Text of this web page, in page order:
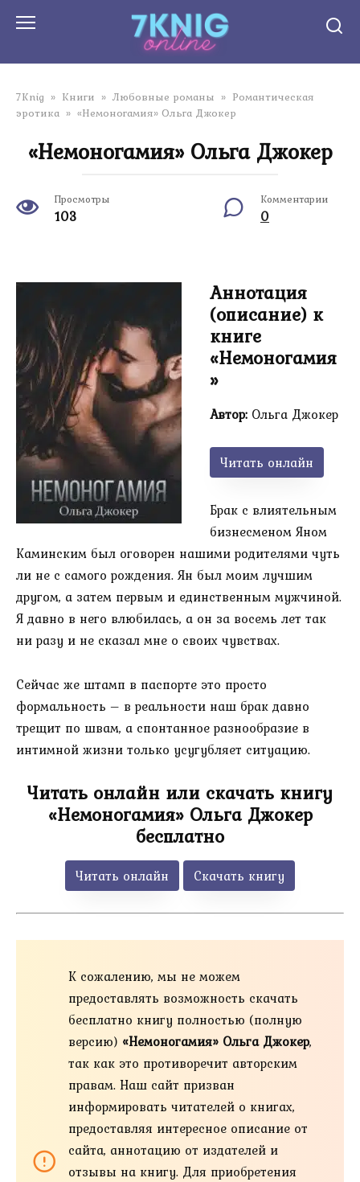
7Knig » Книги » Любовные романы » Романтическая
эротика » «Немоногамия» Ольга Джокер
«Немоногамия» Ольга Джокер
Просмотры
103
Комментарии
0
Аннотация
(описание) к
книге
«Немоногамия
»
Автор:Ольга Джокер
Читать онлайн
Брак с влиятельным
бизнесменом Яном
Каминским был оговорен нашими родителями чуть
ли не с самого рождения. Ян был моим лучшим
другом, а затем первым и единственным мужчиной.
Я давно в него влюбилась, а он за восемь лет так
ни разу и не сказал мне о своих чувствах.
Сейчас же штамп в паспорте это просто
формальность – в реальности наш брак давно
трещит по швам, а спонтанное разнообразие в
интимной жизни только усугубляет ситуацию.
Читать онлайн или скачать книгу
«Немоногамия» Ольга Джокер
бесплатно
Читать онлайн Скачать книгу
К сожалению, мы не можем
предоставлять возможность скачать
бесплатно книгу полностью (полную
версию) «Немоногамия» Ольга Джокер,
так как это противоречит авторским
правам. Наш сайт призван
информировать читателей о книгах,
предоставляя интересное описание от
сайта, аннотацию от издателей и
отзывы на книгу. Для приобретения